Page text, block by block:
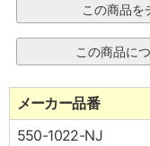
メーカー品番
550-1022-NJ